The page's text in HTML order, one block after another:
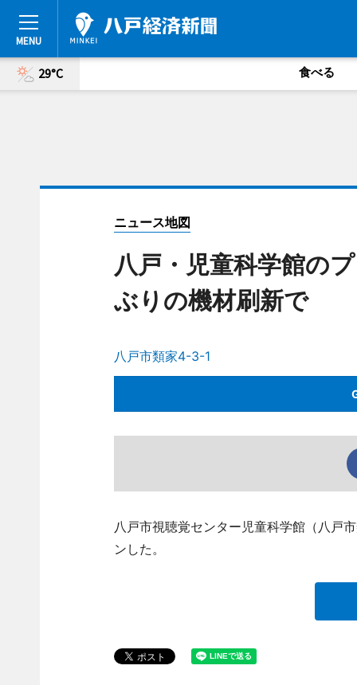
29°C 食べる
ニュース地図
八戸・児童科学館の
ぶりの機材刷新で
八戸市類家4-3-1
八戸市視聴覚センター児童科学館（八戸
ンした。